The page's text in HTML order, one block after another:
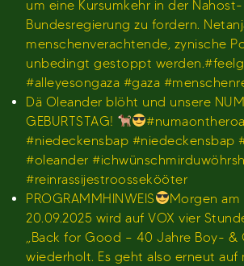
um eine Kursumkehr in der
Bundesregierung zu fordern.
menschenverachtende, zynische
unbedingt gestoppt
#alleyesongaza #gaza
Dä Oleander blöht und unsere
GEBURTSTAG!
#niedeckensbap #niedeckensbap
#oleander
#reinrassijestroossekööter
PROGRAMMHINWEIS
Morgen am
20.09.2025 wird auf VOX vier
„Back for Good – 40 Jahre Boy- &
wiederholt. Es geht also erneut auf